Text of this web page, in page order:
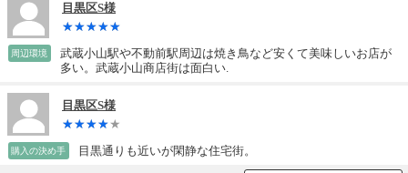
目黒区S様
周辺環境
武蔵小山駅や不動前駅周辺は焼き鳥など安くて美味しいお店が
多い。武蔵小山商店街は面白い.
目黒区S様
購入の決め手 目黒通りも近いが閑静な住宅街。